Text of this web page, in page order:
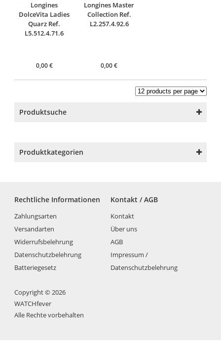
Longines
DolceVita Ladies
Quarz Ref.
L5.512.4.71.6
0,00€
Longines Master
Collection Ref.
L2.257.4.92.6
0,00€
Produktsuche
Produktkategorien
Rechtliche Informationen
Zahlungsarten
Versandarten
Widerrufsbelehrung
Datenschutzbelehrung
Batteriegesetz
Kontakt / AGB
Kontakt
Über uns
AGB
Impressum /
Datenschutzbelehrung
Copyright © 2026
WATCHfever
Alle Rechte vorbehalten